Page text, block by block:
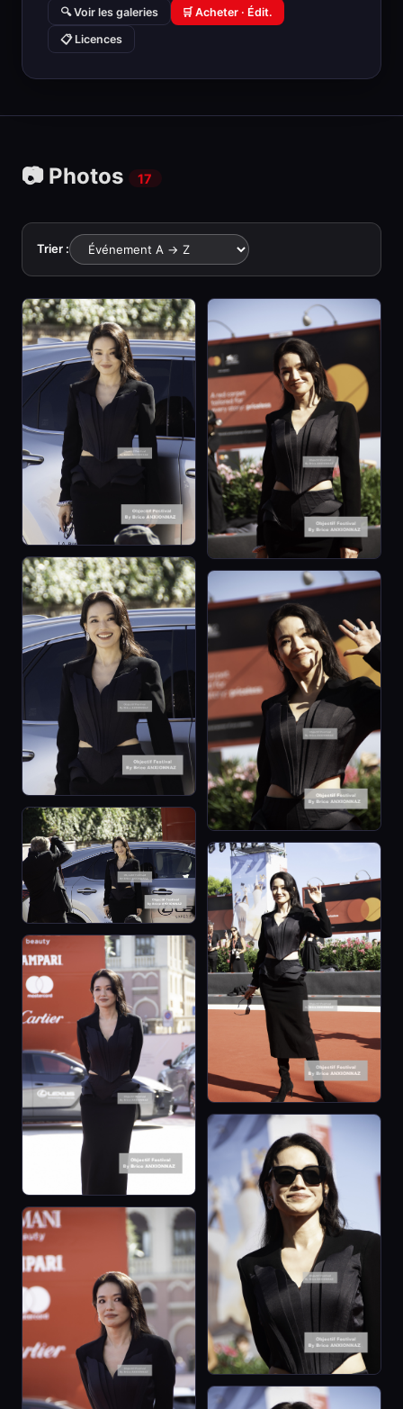
🔍 Voir les galeries 🛒 Acheter · Édit.
📋 Licences
📷 Photos 17
Trier :